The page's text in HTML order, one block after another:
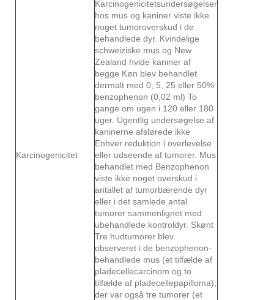
Karcinogenicitet
Karcinogenicitetsundersøgelser
hos mus og kaniner viste ikke
noget tumoroverskud i de
behandlede dyr. Kvindelige
schweiziske mus og New
Zealand hvide kaniner af
begge Køn blev behandlet
dermalt med 0, 5, 25 eller 50%
benzophenon (0,02 ml) To
gange om ugen i 120 eller 180
uger. Ugentlig undersøgelse af
kaninerne afslørede ikke
Enhver reduktion i overlevelse
eller udseende af tumorer. Mus
behandlet med Benzophenon
viste ikke noget overskud i
antallet af tumorbærende dyr
eller i det samlede antal
tumorer sammenlignet med
ubehandlede kontroldyr. Skønt
Tre hudtumorer blev
observeret i de benzophenon-
behandlede mus (et tilfælde af
pladecellecarcinom og to
tilfælde af pladecellepapilloma),
der var også tre tumorer (et